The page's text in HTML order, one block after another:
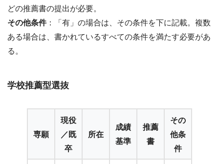
どの推薦書の提出が必要。
その他条件：「有」の場合は、その条件を下に記載。複数
ある場合は、書かれているすべての条件を満たす必要があ
る。
学校推薦型選抜
専願
現役
／既
卒
所在
成績
基準
推薦
書
その
他条
件